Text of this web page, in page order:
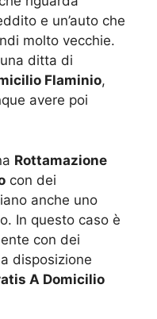
e un’auto che
molto vecchie.
ditta di
Flaminio,
avere poi
Rottamazione
con dei
anche uno
In questo caso è
con dei
disposizione
A Domicilio